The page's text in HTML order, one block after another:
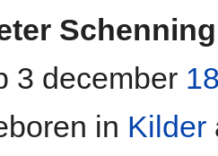
Schenning
3 december
in Kilder